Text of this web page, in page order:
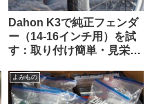
Dahon K3で純正フェンダ
ー（14-16インチ用）を試
す：取り付け簡単・見栄え
きる？
よみもの